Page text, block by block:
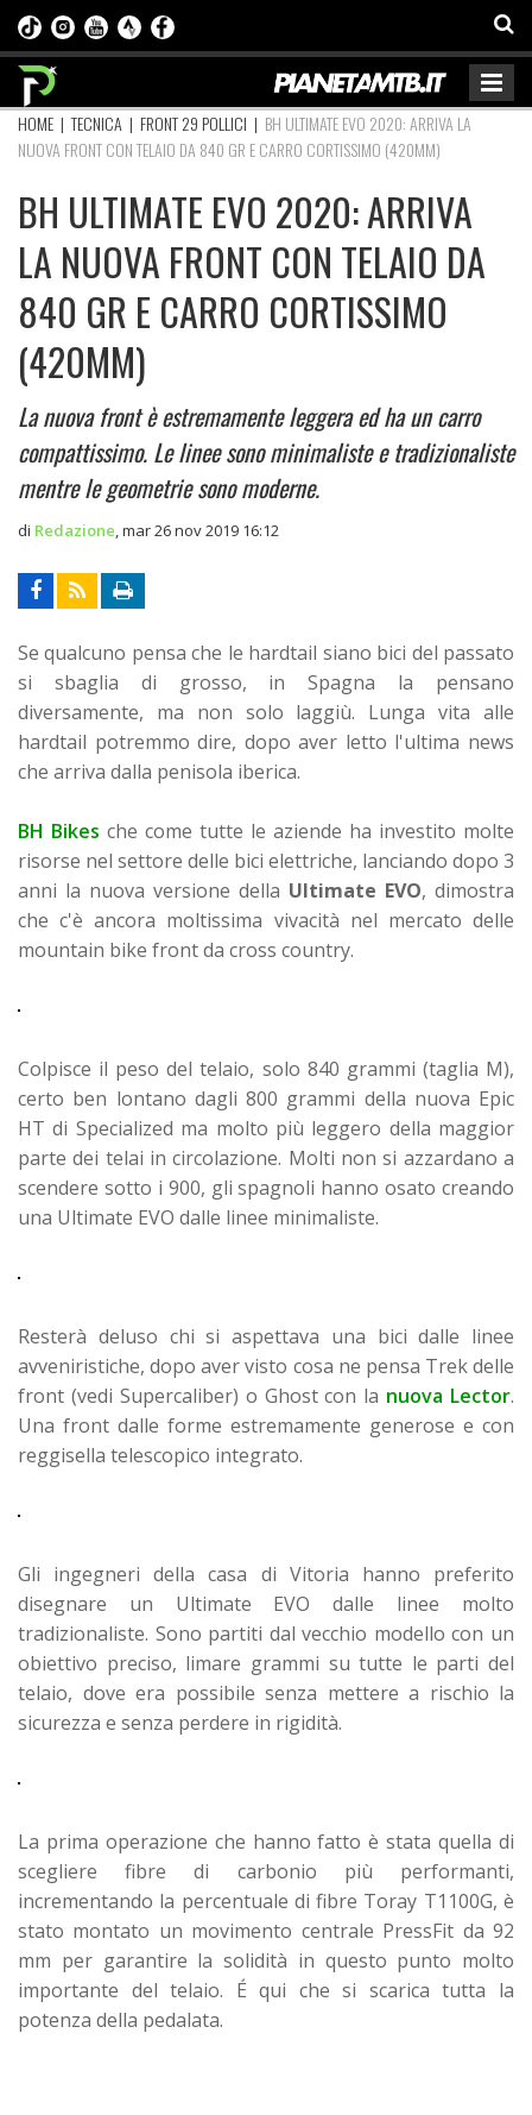
HOME |TECNICA | FRONT 29 POLLICI | BH ULTIMATE EVO 2020: ARRIVA LA
NUOVA FRONT CON TELAIO DA 840 GR E CARRO CORTISSIMO (420MM)
BH ULTIMATE EVO 2020: ARRIVA
LA NUOVA FRONT CON TELAIO DA
840 GR E CARRO CORTISSIMO
(420MM)
La nuova front è estremamente leggera ed ha un carro
compattissimo. Le linee sono minimaliste e tradizionaliste
mentre le geometrie sono moderne.
di Redazione mar 26 nov 2019 16:12
Se qualcuno pensa che le hardtail siano bici del passato
si sbaglia di grosso, in Spagna la pensano
diversamente, ma non solo laggiù. Lunga vita alle
hardtail potremmo dire, dopo aver letto l'ultima news
che arriva dalla penisola iberica.
BH Bikes che come tutte le aziende ha investito molte
risorse nel settore delle bici elettriche, lanciando dopo 3
anni la nuova versione della Ultimate EVO, dimostra
che c'è ancora moltissima vivacità nel mercato delle
mountain bike front da cross country.
Colpisce il peso del telaio, solo 840 grammi (taglia M),
certo ben lontano dagli 800 grammi della nuova Epic
HT di Specialized ma molto più leggero della maggior
parte dei telai in circolazione. Molti non si azzardano a
scendere sotto i 900, gli spagnoli hanno osato creando
una Ultimate EVO dalle linee minimaliste.
Resterà deluso chi si aspettava una bici dalle linee
avveniristiche, dopo aver visto cosa ne pensa Trek delle
front (vedi Supercaliber) o Ghost con la nuova Lector.
Una front dalle forme estremamente generose e con
reggisella telescopico integrato.
Gli ingegneri della casa di Vitoria hanno preferito
disegnare un Ultimate EVO dalle linee molto
tradizionaliste. Sono partiti dal vecchio modello con un
obiettivo preciso, limare grammi su tutte le parti del
telaio, dove era possibile senza mettere a rischio la
sicurezza e senza perdere in rigidità.
La prima operazione che hanno fatto è stata quella di
scegliere fibre di carbonio più performanti,
incrementando la percentuale di fibre Toray T1100G, è
stato montato un movimento centrale PressFit da 92
mm per garantire la solidità in questo punto molto
importante del telaio. É qui che si scarica tutta la
potenza della pedalata.